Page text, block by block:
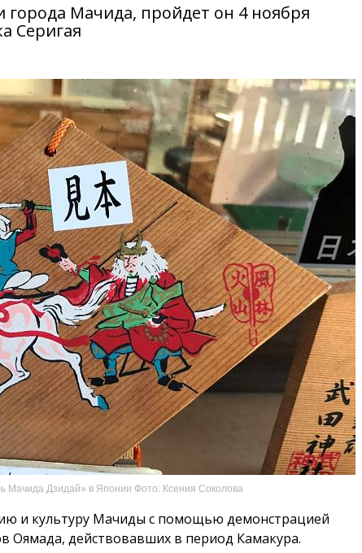
Мачида, пройдет он 4 ноября
Серигая
Мачида Дзидай» в Японии Фото: Ксения Соколова
и культуру Мачиды с помощью демонстрацией
Оямада, действовавших в период Камакура.